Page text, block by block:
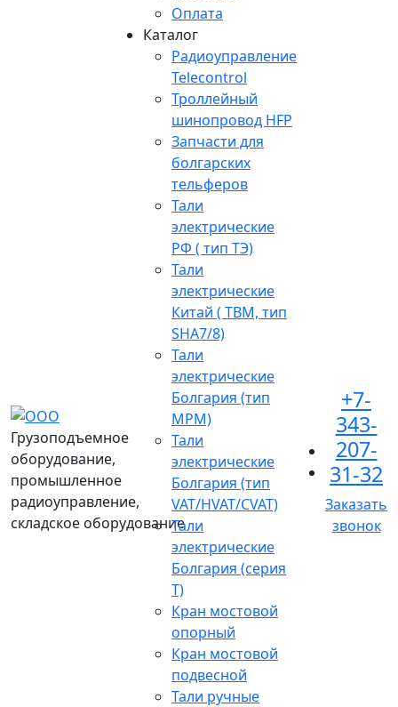
Грузоподъемное
оборудование,
промышленное
радиоуправление,
складское оборудование
Оплата
Каталог
Радиоуправление
Telecontrol
Троллейный
шинопровод HFP
Запчасти для
болгарских
тельферов
Тали
электрические
РФ ( тип ТЭ)
Тали
электрические
Китай ( TBM, тип
SHA7/8)
Тали
электрические
Болгария (тип
МРМ)
Тали
электрические
Болгария (тип
VAT/HVAT/CVAT)
Тали
электрические
Болгария (серия
Т)
Кран мостовой
опорный
Кран мостовой
подвесной
Тали ручные
+7-
343-
207-
31-32
Заказать
звонок